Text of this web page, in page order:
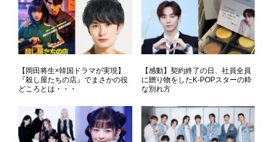
【岡田将生×韓国ドラマが実現】
『殺し屋たちの店』でまさかの役
どころとは・・・
【感動】契約終了の日、社員全員
に贈り物をしたK-POPスターの粋
な別れ方